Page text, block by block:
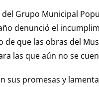
del Grupo Municipal
denunció el
que las obras del
las que aún no se
sus promesas y